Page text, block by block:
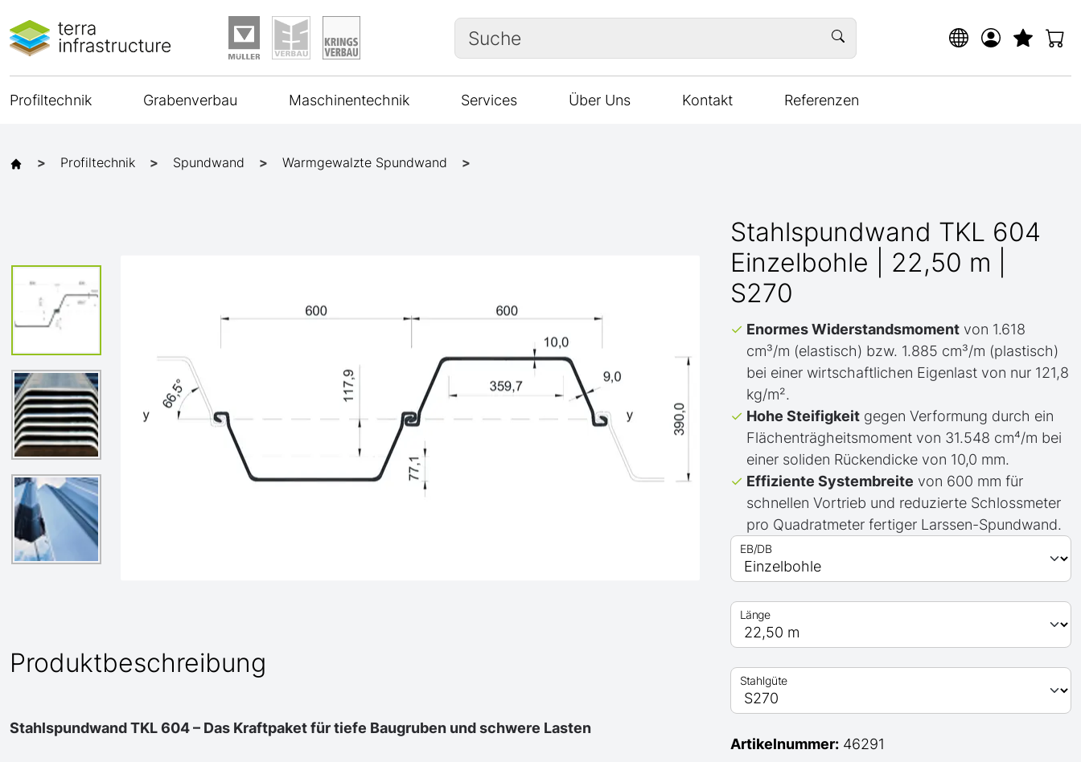
Suche
Profiltechnik Grabenverbau Maschinentechnik Services Über Uns Kontakt Referenzen
Profiltechnik Spundwand Warmgewalzte Spundwand
Produktbeschreibung
Stahlspundwand TKL 604 – Das Kraftpaket für tiefe Baugruben und schwere Lasten
Stahlspundwand TKL 604
Einzelbohle | 22,50 m |
S270
Enormes Widerstandsmoment von 1.618
cm³/m (elastisch) bzw. 1.885 cm³/m (plastisch)
bei einer wirtschaftlichen Eigenlast von nur 121,8
kg/m².
Hohe Steifigkeit gegen Verformung durch ein
Flächenträgheitsmoment von 31.548 cm⁴/m bei
einer soliden Rückendicke von 10,0 mm.
Effiziente Systembreite von 600 mm für
schnellen Vortrieb und reduzierte Schlossmeter
pro Quadratmeter fertiger Larssen-Spundwand.
EB/DB
Länge
Stahlgüte
Artikelnummer: 46291